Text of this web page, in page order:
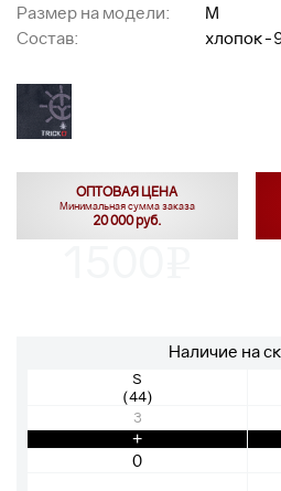
Размер на модели:
M
Состав:
хлопок-
ОПТОВАЯ ЦЕНА
Минимальная сумма заказа
20 000 руб.
Наличие на
S
(44)
3
+